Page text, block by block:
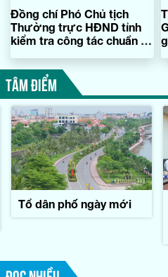
Đồng chí Phó Chủ tịch
Thường trực HĐND tỉnh
kiểm tra công tác chuẩn bị
TÂM ĐIỂM
Tổ dân phố ngày mới